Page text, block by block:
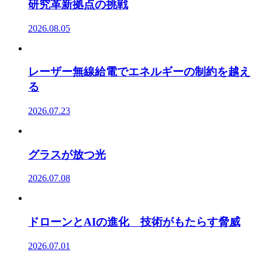
研究革新拠点の挑戦
2026.08.05
レーザー無線給電でエネルギーの制約を越え
る
2026.07.23
グラスが放つ光
2026.07.08
ドローンとAIの進化 技術がもたらす脅威
2026.07.01